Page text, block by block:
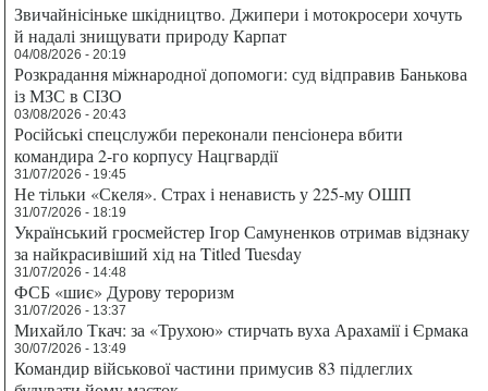
Звичайнісіньке шкідництво. Джипери і мотокросери хочуть
й надалі знищувати природу Карпат
04/08/2026 - 20:19
Розкрадання міжнародної допомоги: суд відправив Банькова
із МЗС в СІЗО
03/08/2026 - 20:43
Російські спецслужби переконали пенсіонера вбити
командира 2-го корпусу Нацгвардії
31/07/2026 - 19:45
Не тільки «Скеля». Страх і ненависть у 225-му ОШП
31/07/2026 - 18:19
Український гросмейстер Ігор Самуненков отримав відзнаку
за найкрасивіший хід на Titled Tuesday
31/07/2026 - 14:48
ФСБ «шиє» Дурову тероризм
31/07/2026 - 13:37
Михайло Ткач: за «Трухою» стирчать вуха Арахамії і Єрмака
30/07/2026 - 13:49
Командир військової частини примусив 83 підлеглих